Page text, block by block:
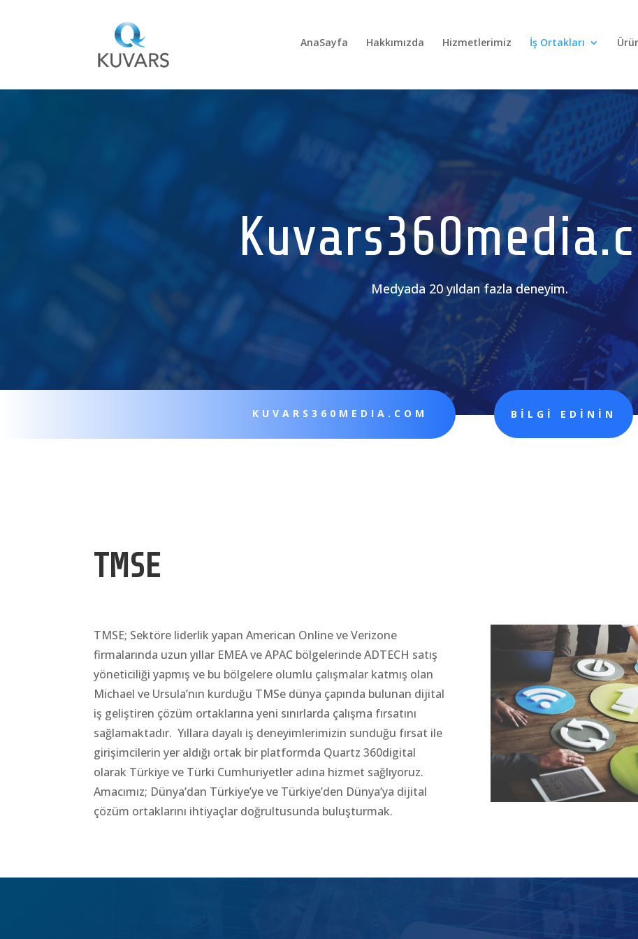
AnaSayfa Hakkımızda Hizmetlerimiz İş Ortakları
Medyada 20 yıldan fazla deneyim.
KUVARS360MEDIA.COM BİLGİ EDİNİN
TMSE
TMSE; Sektöre liderlik yapan American Online ve Verizone
firmalarında uzun yıllar EMEA ve APAC bölgelerinde ADTECH satış
yöneticiliği yapmış ve bu bölgelere olumlu çalışmalar katmış olan
Michael ve Ursula’nın kurduğu TMSe dünya çapında bulunan dijital
iş geliştiren çözüm ortaklarına yeni sınırlarda çalışma fırsatını
sağlamaktadır. Yıllara dayalı iş deneyimlerimizin sunduğu fırsat ile
girişimcilerin yer aldığı ortak bir platformda Quartz 360digital
olarak Türkiye ve Türki Cumhuriyetler adına hizmet sağlıyoruz.
Amacımız; Dünya’dan Türkiye’ye ve Türkiye’den Dünya’ya dijital
çözüm ortaklarını ihtiyaçlar doğrultusunda buluşturmak.